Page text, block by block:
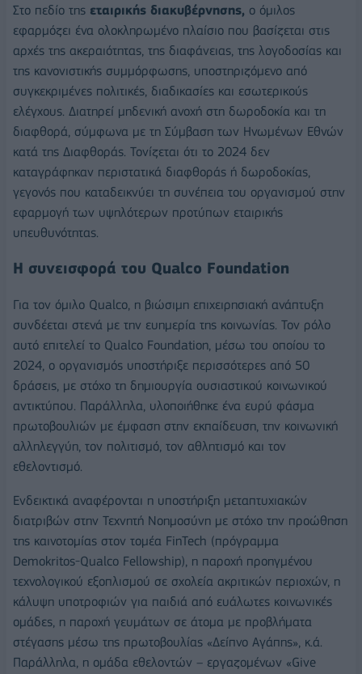
Στο πεδίο της εταιρικής διακυβέρνησης, ο όμιλος
εφαρμόζει ένα ολοκληρωμένο πλαίσιο που βασίζεται στις
αρχές της ακεραιότητας, της διαφάνειας, της λογοδοσίας και
της κανονιστικής συμμόρφωσης, υποστηριζόμενο από
συγκεκριμένες πολιτικές, διαδικασίες και εσωτερικούς
ελέγχους. Διατηρεί μηδενική ανοχή στη δωροδοκία και τη
διαφθορά, σύμφωνα με τη Σύμβαση των Ηνωμένων Εθνών
κατά της Διαφθοράς. Τονίζεται ότι το 2024 δεν
καταγράφηκαν περιστατικά διαφθοράς ή δωροδοκίας,
γεγονός που καταδεικνύει τη συνέπεια του οργανισμού στην
εφαρμογή των υψηλότερων προτύπων εταιρικής
υπευθυνότητας.
Η συνεισφορά του Qualco Foundation
Για τον όμιλο Qualco, η βιώσιμη επιχειρησιακή ανάπτυξη
συνδέεται στενά με την ευημερία της κοινωνίας. Τον ρόλο
αυτό επιτελεί το Qualco Foundation, μέσω του οποίου το
2024, ο οργανισμός υποστήριξε περισσότερες από 50
δράσεις, με στόχο τη δημιουργία ουσιαστικού κοινωνικού
αντικτύπου. Παράλληλα, υλοποιήθηκε ένα ευρύ φάσμα
πρωτοβουλιών με έμφαση στην εκπαίδευση, την κοινωνική
αλληλεγγύη, τον πολιτισμό, τον αθλητισμό και τον
εθελοντισμό.
Ενδεικτικά αναφέρονται η υποστήριξη μεταπτυχιακών
διατριβών στην Τεχνητή Νοημοσύνη με στόχο την προώθηση
της καινοτομίας στον τομέα FinTech (πρόγραμμα
Demokritos-Qualco Fellowship), η παροχή προηγμένου
τεχνολογικού εξοπλισμού σε σχολεία ακριτικών περιοχών, η
κάλυψη υποτροφιών για παιδιά από ευάλωτες κοινωνικές
ομάδες, η παροχή γευμάτων σε άτομα με προβλήματα
στέγασης μέσω της πρωτοβουλίας «Δείπνο Αγάπης», κ.ά.
Παράλληλα, η ομάδα εθελοντών – εργαζομένων «Give